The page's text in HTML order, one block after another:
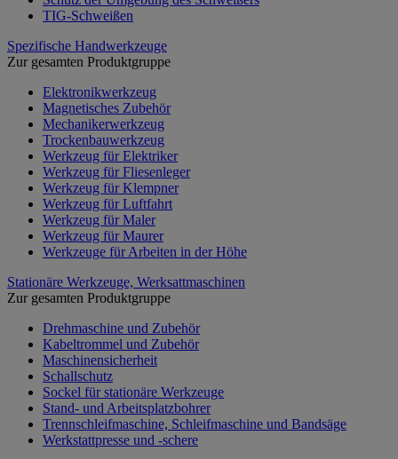
TIG-Schweißen
Spezifische Handwerkzeuge
Zur gesamten Produktgruppe
Elektronikwerkzeug
Magnetisches Zubehör
Mechanikerwerkzeug
Trockenbauwerkzeug
Werkzeug für Elektriker
Werkzeug für Fliesenleger
Werkzeug für Klempner
Werkzeug für Luftfahrt
Werkzeug für Maler
Werkzeug für Maurer
Werkzeuge für Arbeiten in der Höhe
Stationäre Werkzeuge, Werksattmaschinen
Zur gesamten Produktgruppe
Drehmaschine und Zubehör
Kabeltrommel und Zubehör
Maschinensicherheit
Schallschutz
Sockel für stationäre Werkzeuge
Stand- und Arbeitsplatzbohrer
Trennschleifmaschine, Schleifmaschine und Bandsäge
Werkstattpresse und -schere